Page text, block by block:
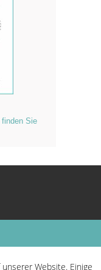
finden Sie
Website. Einige